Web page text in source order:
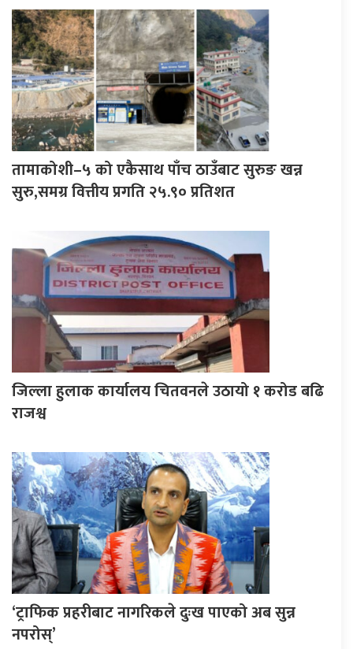
तामाकोशी–५ को एकैसाथ पाँच ठाउँबाट सुरुङ खन्न
सुरु,समग्र वित्तीय प्रगति २५.९० प्रतिशत
जिल्ला हुलाक कार्यालय चितवनले उठायो १ करोड बढि
राजश्व
‘ट्राफिक प्रहरीबाट नागरिकले दुःख पाएको अब सुन्न
नपरोस्’